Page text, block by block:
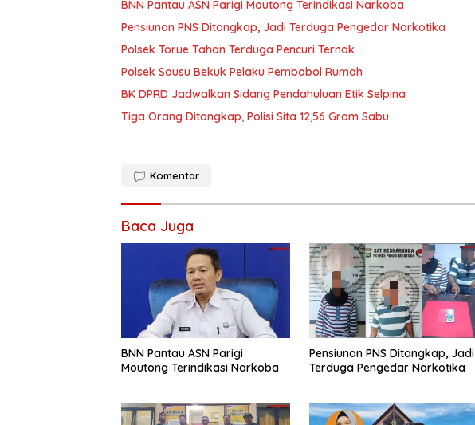
BNN Pantau ASN Parigi Moutong Terindikasi Narkoba
Pensiunan PNS Ditangkap, Jadi Terduga Pengedar Narkotika
Polsek Torue Tahan Terduga Pencuri Ternak
Polsek Sausu Bekuk Pelaku Pembobol Rumah
BK DPRD Jadwalkan Sidang Pendahuluan Etik Selpina
Tiga Orang Ditangkap, Polisi Sita 12,56 Gram Sabu
Komentar
Baca Juga
BNN Pantau ASN Parigi
Moutong Terindikasi Narkoba
Pensiunan PNS Ditangkap, Jadi
Terduga Pengedar Narkotika